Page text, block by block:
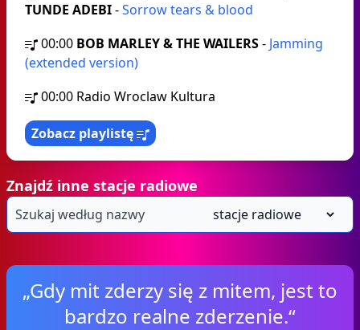
TUNDE ADEBI-Sorrow tears & blood
00:00 BOB MARLEY & THE WAILERS- Jamming
(extended version)
00:00 Radio Wroclaw Kultura
Zobacz playlistę
Znajdź inne stacje radiowe
„Gdy mit zderzy się z mitem, jest to
bardzo realne zderzenie.“